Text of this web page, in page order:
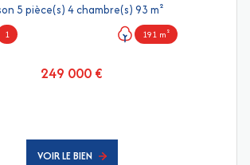
Maison 5 pièce(s) 4 chambre(s) 93 m²
1 191 m²
249 000 €
VOIR LE BIEN